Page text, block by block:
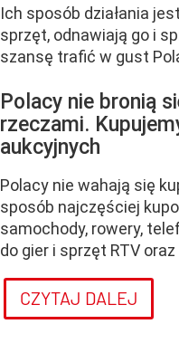
Ich sposób działania
sprzęt, odnawiają go i
szansę trafić w gust
Polacy nie bronią
rzeczami.
aukcyjnych
Polacy nie wahają się
sposób najczęściej
samochody, rowery,
do gier i sprzęt RTV oraz
CZYTAJ DALEJ